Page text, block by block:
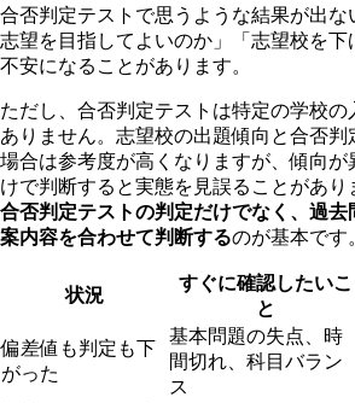
合否判定テストで思うような結果が出な
志望を目指してよいのか」「志望校を下
不安になることがあります。
ただし、合否判定テストは特定の学校
ありません。志望校の出題傾向と合否
場合は参考度が高くなりますが、傾向
けで判断すると実態を見誤ることがあり
合否判定テストの判定だけでなく、過
案内容を合わせて判断するのが基本です
状況
すぐに確認したいこ
と
偏差値も判定も下
がった
基本問題の失点、時
間切れ、科目バラン
ス